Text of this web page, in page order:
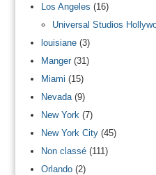
Los Angeles (16)
Universal Studios
louisiane(3)
Manger(31)
Miami (15)
Nevada(9)
New York (7)
New York City(45)
Non classé(111)
Orlando(2)